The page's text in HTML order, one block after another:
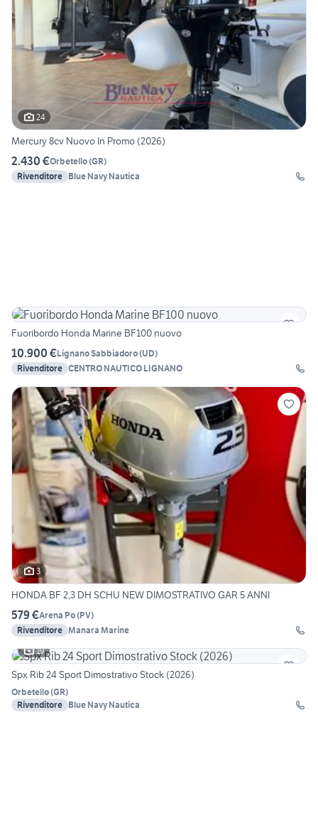
24
Mercury 8cv Nuovo In Promo (2026)
2.430 €Orbetello(GR)
Rivenditore Blue Navy Nautica
Fuoribordo Honda Marine BF100 nuovo
10.900 €Lignano Sabbiadoro(UD)
Rivenditore CENTRO NAUTICO LIGNANO
3
HONDA BF 2,3 DH SCHU NEW DIMOSTRATIVO GAR 5 ANNI
579 €Arena Po(PV)
Rivenditore Manara Marine
19
Spx Rib 24 Sport Dimostrativo Stock (2026)
Orbetello(GR)
Rivenditore Blue Navy Nautica